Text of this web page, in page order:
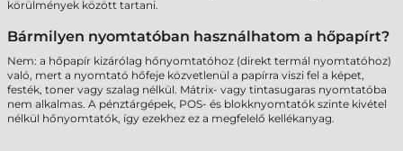
körülmények között tartani.
Bármilyen nyomtatóban használhatom a hőpapírt?
Nem: a hőpapír kizárólag hőnyomtatóhoz (direkt termál nyomtatóhoz)
való, mert a nyomtató hőfeje közvetlenül a papírra viszi fel a képet,
festék, toner vagy szalag nélkül. Mátrix- vagy tintasugaras nyomtatóba
nem alkalmas. A pénztárgépek, POS- és blokknyomtatók szinte kivétel
nélkül hőnyomtatók, így ezekhez ez a megfelelő kellékanyag.